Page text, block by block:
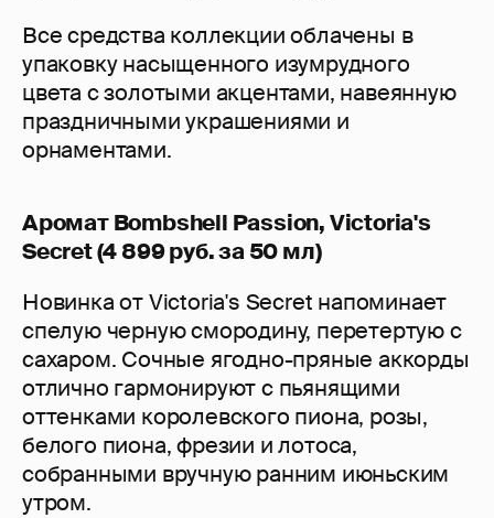
Все средства коллекции облачены в
упаковку насыщенного изумрудного
цвета с золотыми акцентами, навеянную
праздничными украшениями и
орнаментами.
Аромат Bombshell Passion, Victoria's
Secret (4 899 руб. за 50 мл)
Новинка от Victoria's Secret напоминает
спелую черную смородину, перетертую с
сахаром. Сочные ягодно-пряные аккорды
отлично гармонируют с пьянящими
оттенками королевского пиона, розы,
белого пиона, фрезии и лотоса,
собранными вручную ранним июньским
утром.